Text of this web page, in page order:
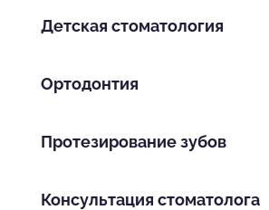
Детская стоматология
Ортодонтия
Протезирование зубов
Консультация стоматолога